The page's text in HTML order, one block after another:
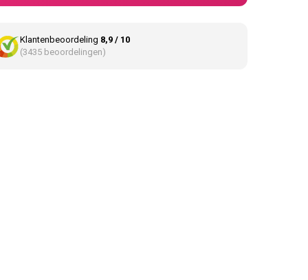
Klantenbeoordeling 8,9 / 10
(3435 beoordelingen)